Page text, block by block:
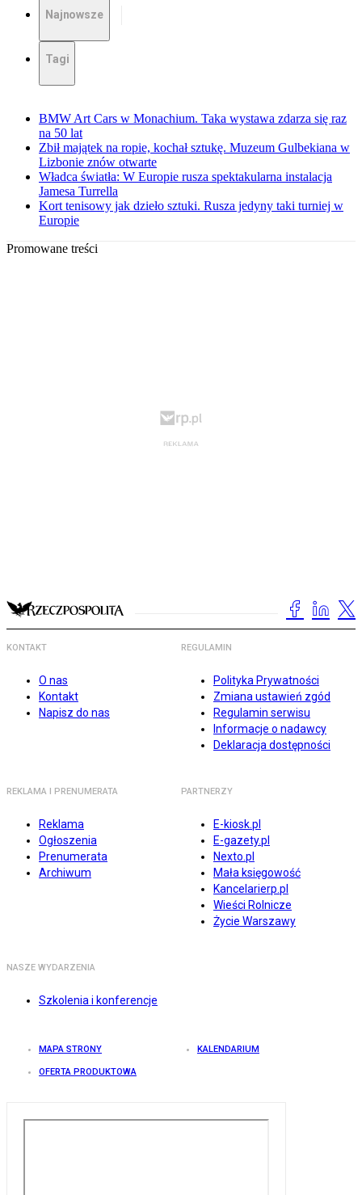
Najnowsze
Tagi
BMW Art Cars w Monachium. Taka wystawa zdarza się raz
na 50 lat
Zbił majątek na ropie, kochał sztukę. Muzeum Gulbekiana w
Lizbonie znów otwarte
Władca światła: W Europie rusza spektakularna instalacja
Jamesa Turrella
Kort tenisowy jak dzieło sztuki. Rusza jedyny taki turniej w
Europie
Promowane treści
KONTAKT
O nas
Kontakt
Napisz do nas
REGULAMIN
Polityka Prywatności
Zmiana ustawień zgód
Regulamin serwisu
Informacje o nadawcy
Deklaracja dostępności
REKLAMA I PRENUMERATA
Reklama
Ogłoszenia
Prenumerata
Archiwum
PARTNERZY
E-kiosk.pl
E-gazety.pl
Nexto.pl
Mała księgowość
Kancelarierp.pl
Wieści Rolnicze
Życie Warszawy
NASZE WYDARZENIA
Szkolenia i konferencje
MAPA STRONY KALENDARIUM
OFERTA PRODUKTOWA